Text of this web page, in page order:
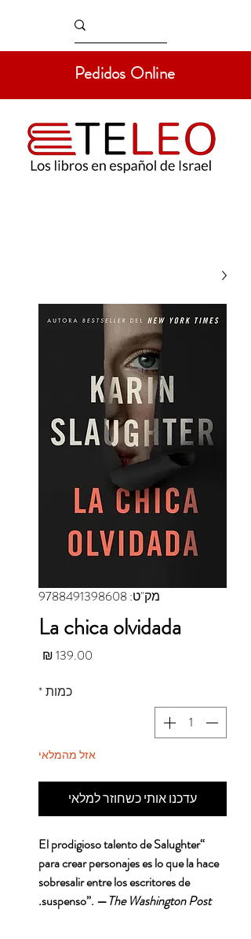
Pedidos Online
מק"ט: 9788491398608
La chica olvidada
כמות*
אזל מהמלאי
עדכנו אותי כשחוזר למלאי
“El prodigioso talento de Salughter
para crear personajes es lo que la hace
sobresalir entre los escritores de
suspenso”. —The Washington Post.